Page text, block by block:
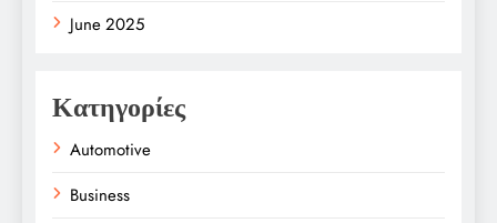
June 2025
Κατηγορίες
Automotive
Business